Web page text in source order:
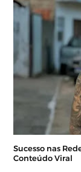
Sucesso nas
Conteúdo Viral